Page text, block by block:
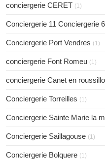
conciergerie CERET (1)
Conciergerie 11 Conciergerie
Conciergerie Port Vendres (1)
conciergerie Font Romeu (1)
conciergerie Canet en
Conciergerie Torreilles (1)
Conciergerie Sainte Marie la
Conciergerie Saillagouse (1)
Conciergerie Bolquere (1)